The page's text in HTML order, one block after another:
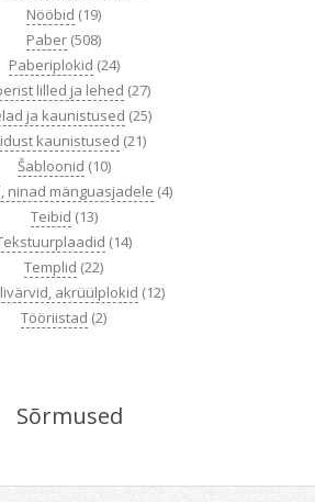
Nööbid (19)
Paber (508)
Paberiplokid (24)
lilled ja lehed (27)
ja kaunistused (25)
kaunistused (21)
Šabloonid (10)
ninad mänguasjadele (4)
Teibid (13)
(14)
Templid (22)
akrüülplokid (12)
Tööriistad (2)
Sõrmused